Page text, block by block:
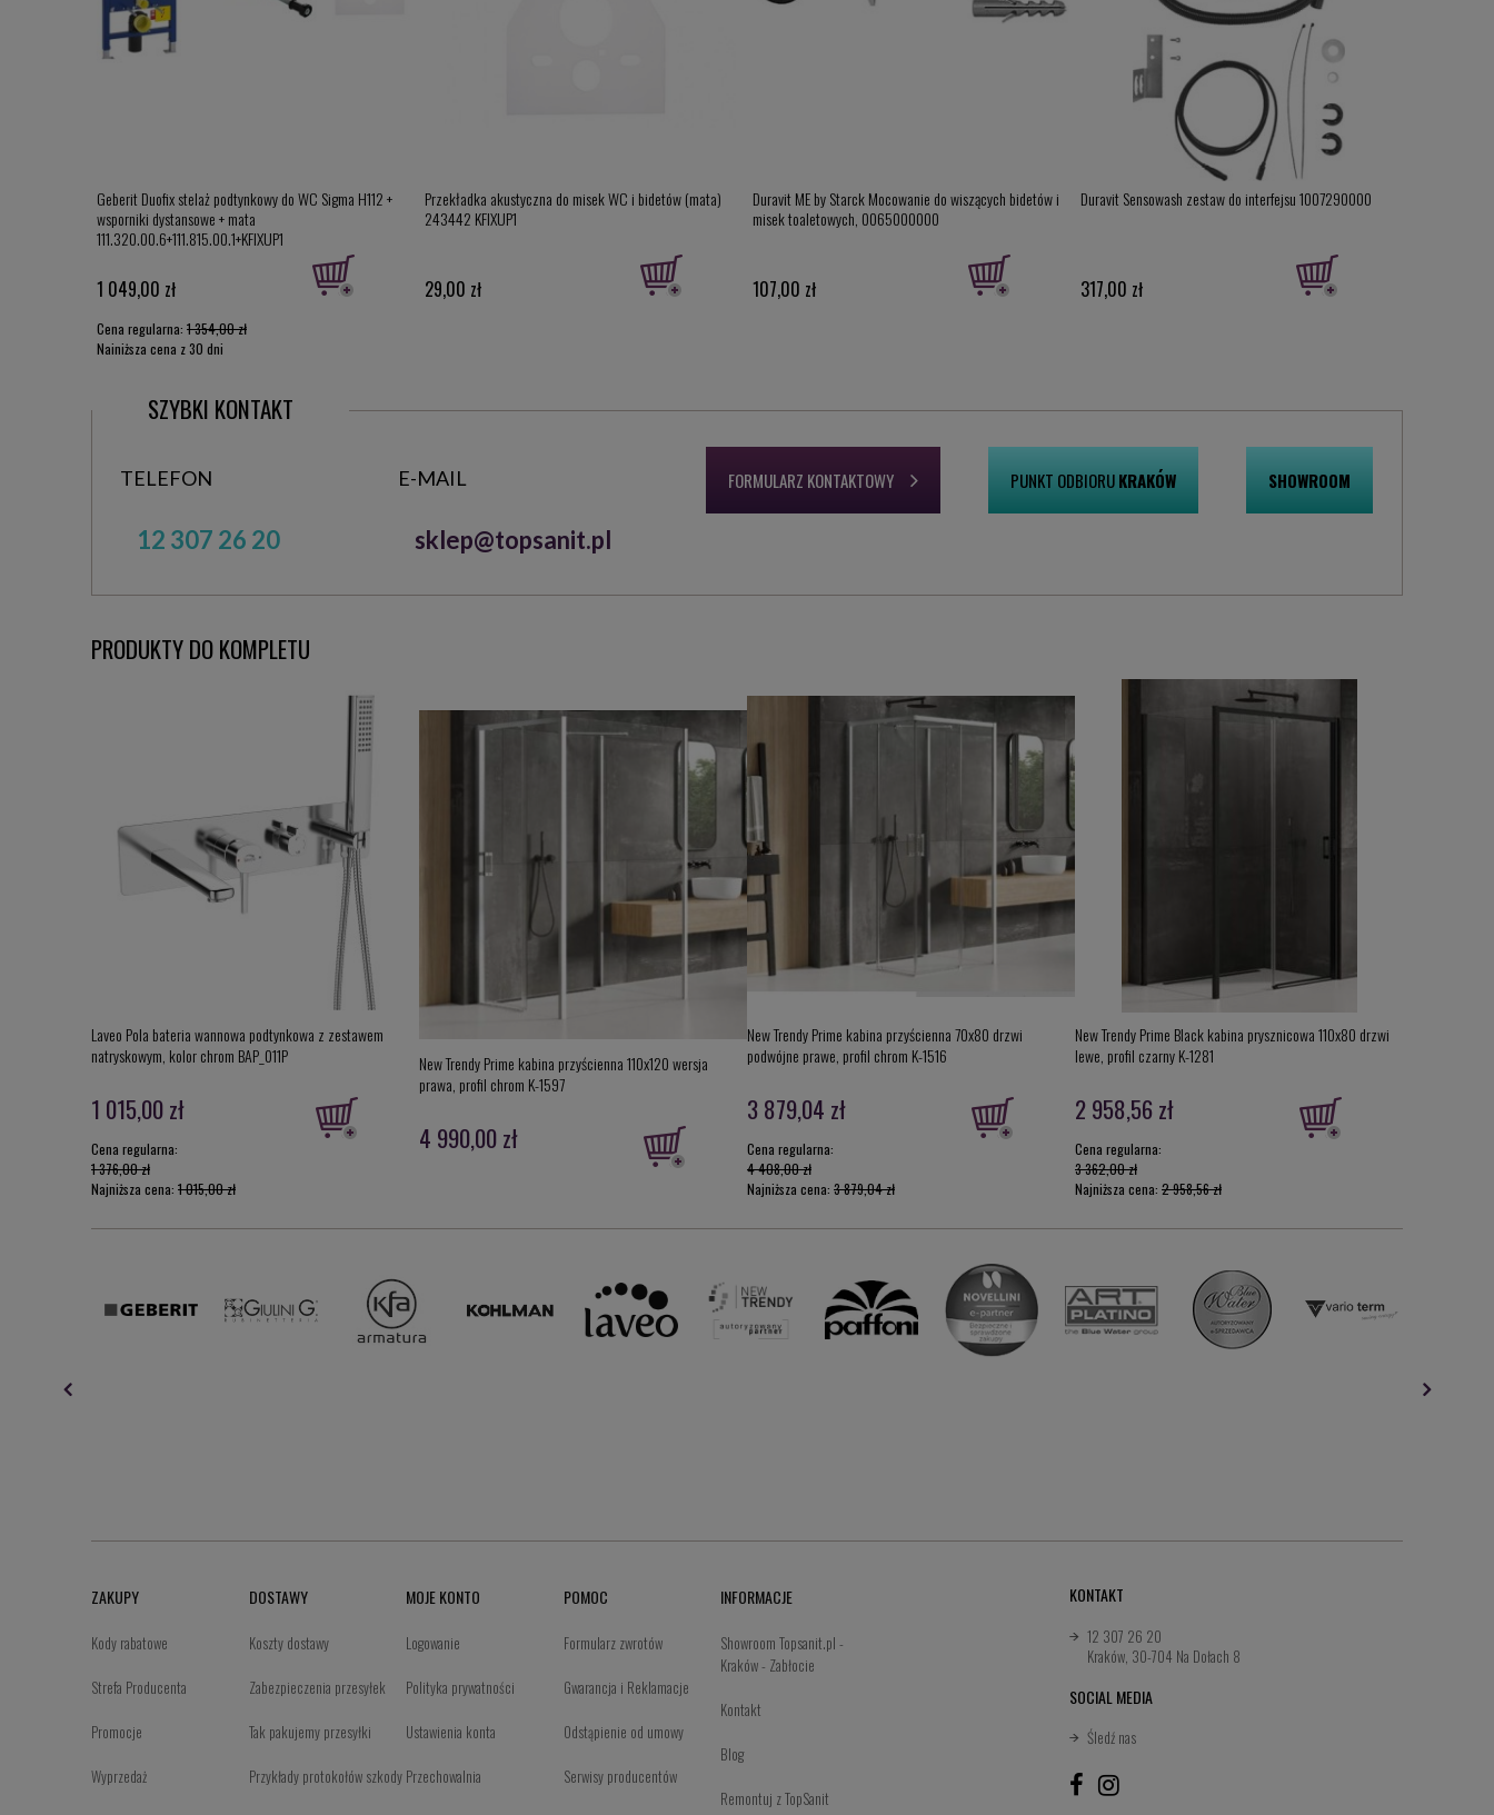
Geberit Duofix stelaż podtynkowy do WC Sigma H112 +
wsporniki dystansowe + mata
111.320.00.6+111.815.00.1+KFIXUP1
1 049,00 zł
Cena regularna: 1 354,00 zł
Najniższa cena z 30 dni
Przekładka akustyczna do misek WC i bidetów (mata)
243442 KFIXUP1
29,00 zł
Duravit ME by Starck Mocowanie do wiszących bidetów i
misek toaletowych, 0065000000
107,00 zł
Duravit Sensowash zestaw do interfejsu 1007290000
317,00 zł
SZYBKI KONTAKT
TELEFON
12 307 26 20
E-MAIL
sklep@topsanit.pl
FORMULARZ KONTAKTOWY PUNKT ODBIORUKRAKÓW SHOWROOM
PRODUKTY DO KOMPLETU
Laveo Pola bateria wannowa podtynkowa z zestawem
natryskowym, kolor chrom BAP_011P
1 015,00 zł
Cena regularna:
1 376,00 zł
Najniższa cena: 1 015,00 zł
New Trendy Prime kabina przyścienna 110x120 wersja
prawa, profil chrom K-1597
4 990,00 zł
New Trendy Prime kabina przyścienna 70x80 drzwi
podwójne prawe, profil chrom K-1516
3 879,04 zł
Cena regularna:
4 408,00 zł
Najniższa cena: 3 879,04 zł
New Trendy Prime Black kabina prysznicowa 110x80 drzwi
lewe, profil czarny K-1281
2 958,56 zł
Cena regularna:
3 362,00 zł
Najniższa cena: 2 958,56 zł
ZAKUPY
Kody rabatowe
Strefa Producenta
Promocje
Wyprzedaż
DOSTAWY
Koszty dostawy
Zabezpieczenia przesyłek
Tak pakujemy przesyłki
Przykłady protokołów szkody
MOJE KONTO
Logowanie
Polityka prywatności
Ustawienia konta
Przechowalnia
POMOC
Formularz zwrotów
Gwarancja i Reklamacje
Odstąpienie od umowy
Serwisy producentów
INFORMACJE
Showroom Topsanit.pl -
Kraków - Zabłocie
Kontakt
Blog
Remontuj z TopSanit
KONTAKT
12 307 26 20
Kraków, 30-704 Na Dołach 8
SOCIAL MEDIA
Śledź nas